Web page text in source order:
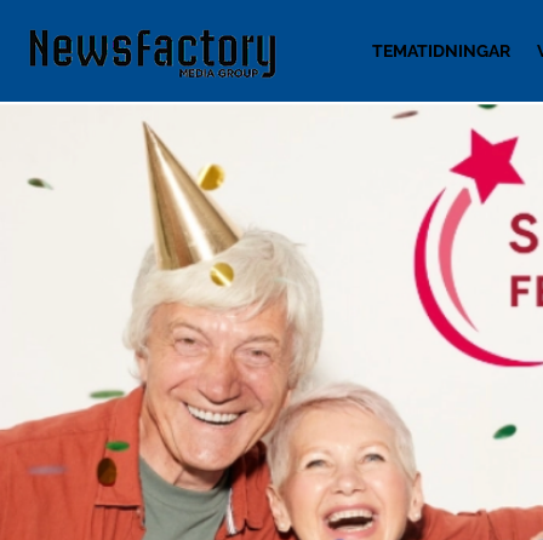
TEMATIDNINGAR